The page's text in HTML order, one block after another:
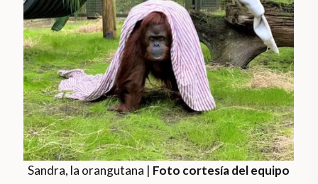
Sandra, la orangutana | Foto cortesía del equipo